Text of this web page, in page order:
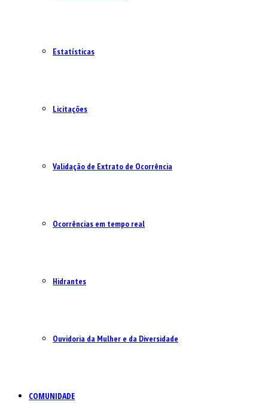
Estatísticas
Licitações
Validação de Extrato de Ocorrência
Ocorrências em tempo real
Hidrantes
Ouvidoria da Mulher e da Diversidade
COMUNIDADE